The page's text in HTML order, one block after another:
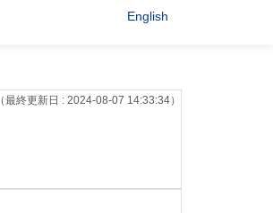
English
（最終更新日 : 2024-08-07 14:33:34）